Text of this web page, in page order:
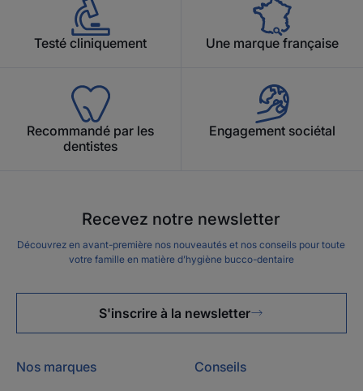
Testé cliniquement Une marque française
Recommandé par les
dentistes
Engagement sociétal
Recevez notre newsletter
Découvrez en avant-première nos nouveautés et nos conseils pour toute
votre famille en matière d’hygiène bucco-dentaire
S'inscrire à la newsletter
Nos marques Conseils